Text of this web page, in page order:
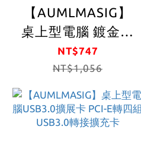
【AUMLMASIG】
桌上型電腦 鍍金版
本 USB3.0 TYPE-
C*1 組+USB3.0*2
組+輔助供電 後置轉
接擴充卡/台灣威盛
控制晶片速度直達
NT$747
NT$1,056